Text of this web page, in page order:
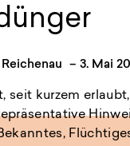
Dossier.
Suche.
INSTAGRAM
FACEBOOK
BLUESKY
– 3. Mai
seit kurzem